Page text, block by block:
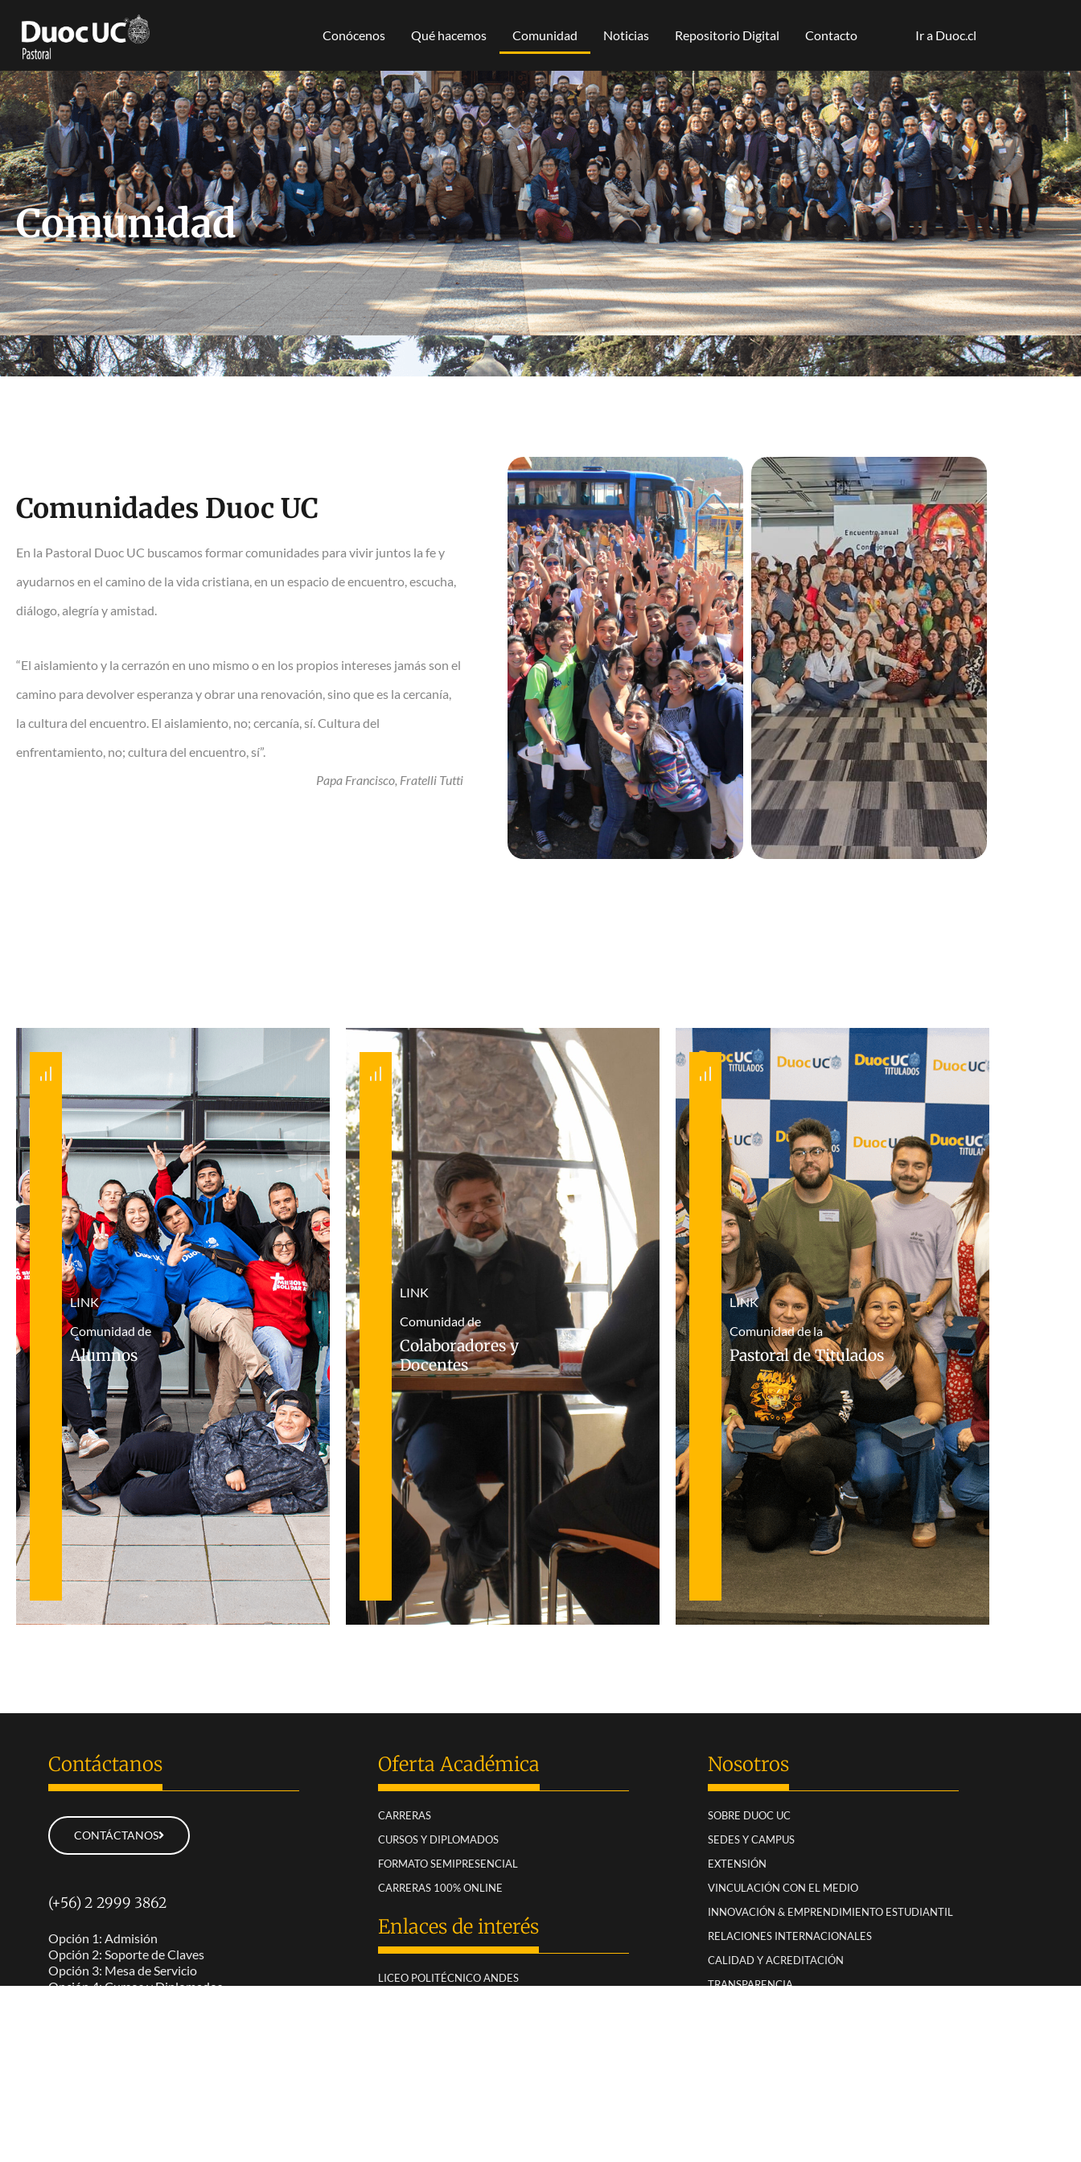
Conócenos Qué hacemos Comunidad Noticias Repositorio Digital Contacto Ir a Duoc.cl
Comunidad
Comunidades Duoc UC
En la Pastoral Duoc UC buscamos formar comunidades para vivir juntos la fe y
ayudarnos en el camino de la vida cristiana, en un espacio de encuentro, escucha,
diálogo, alegría y amistad.
“El aislamiento y la cerrazón en uno mismo o en los propios intereses jamás son el
camino para devolver esperanza y obrar una renovación, sino que es la cercanía,
la cultura del encuentro. El aislamiento, no; cercanía, sí. Cultura del
enfrentamiento, no; cultura del encuentro, sí”.
Papa Francisco, Fratelli Tutti
LINK
Comunidad de
Alumnos
LINK
Comunidad de
Colaboradores y
Docentes
LINK
Comunidad de la
Pastoral de Titulados
Contáctanos
CONTÁCTANOS
(+56) 2 2999 3862
Opción 1: Admisión
Opción 2: Soporte de Claves
Opción 3: Mesa de Servicio
Opción 4: Cursos y Diplomados
Oferta Académica
CARRERAS
CURSOS Y DIPLOMADOS
FORMATO SEMIPRESENCIAL
CARRERAS 100% ONLINE
Enlaces de interés
LICEO POLITÉCNICO ANDES
Nosotros
SOBRE DUOC UC
SEDES Y CAMPUS
EXTENSIÓN
VINCULACIÓN CON EL MEDIO
INNOVACIÓN & EMPRENDIMIENTO ESTUDIANTIL
RELACIONES INTERNACIONALES
CALIDAD Y ACREDITACIÓN
TRANSPARENCIA